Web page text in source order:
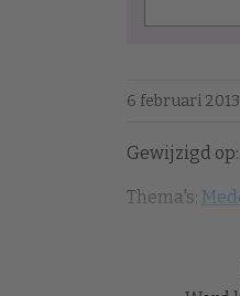
6 februari 2013
Gewijzigd op:
Thema's: